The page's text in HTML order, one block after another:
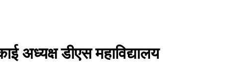
अध्यक्ष डीएस महाविद्यालय